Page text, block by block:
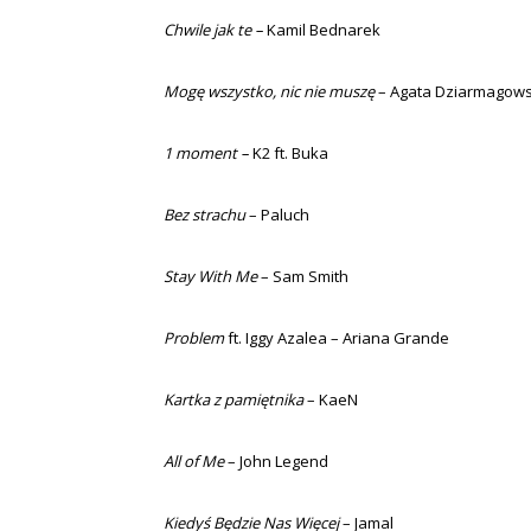
Chwile jak te –Kamil Bednarek
Mogę wszystko, nic nie muszę– Agata
1 moment –K2 ft. Buka
Bez strachu– Paluch
Stay With Me– Sam Smith
Problemft. Iggy Azalea – Ariana Grande
Kartka z pamiętnika– KaeN
All of Me– John Legend
Kiedyś Będzie Nas Więcej– Jamal